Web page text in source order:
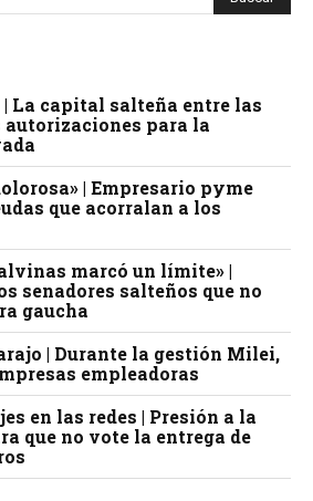
| La capital salteña entre las
autorizaciones para la
| Empresario pyme
que acorralan a los
marcó un límite» |
senadores salteños que no
gaucha
| Durante la gestión Milei,
empleadoras
en las redes | Presión a la
que no vote la entrega de